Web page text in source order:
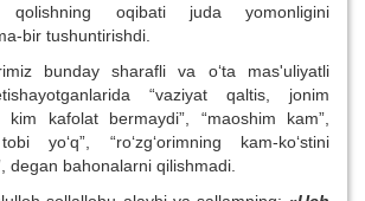
oqibati juda yomonligini
bir tushuntirishdi.
bunday sharafli va o‘ta mas'uliyatli
“vaziyat qaltis, jonim
kafolat bermaydi”, “maoshim kam”,
yo‘q”, “ro‘zg‘orimning kam-ko‘stini
degan bahonalarni qilishmadi.